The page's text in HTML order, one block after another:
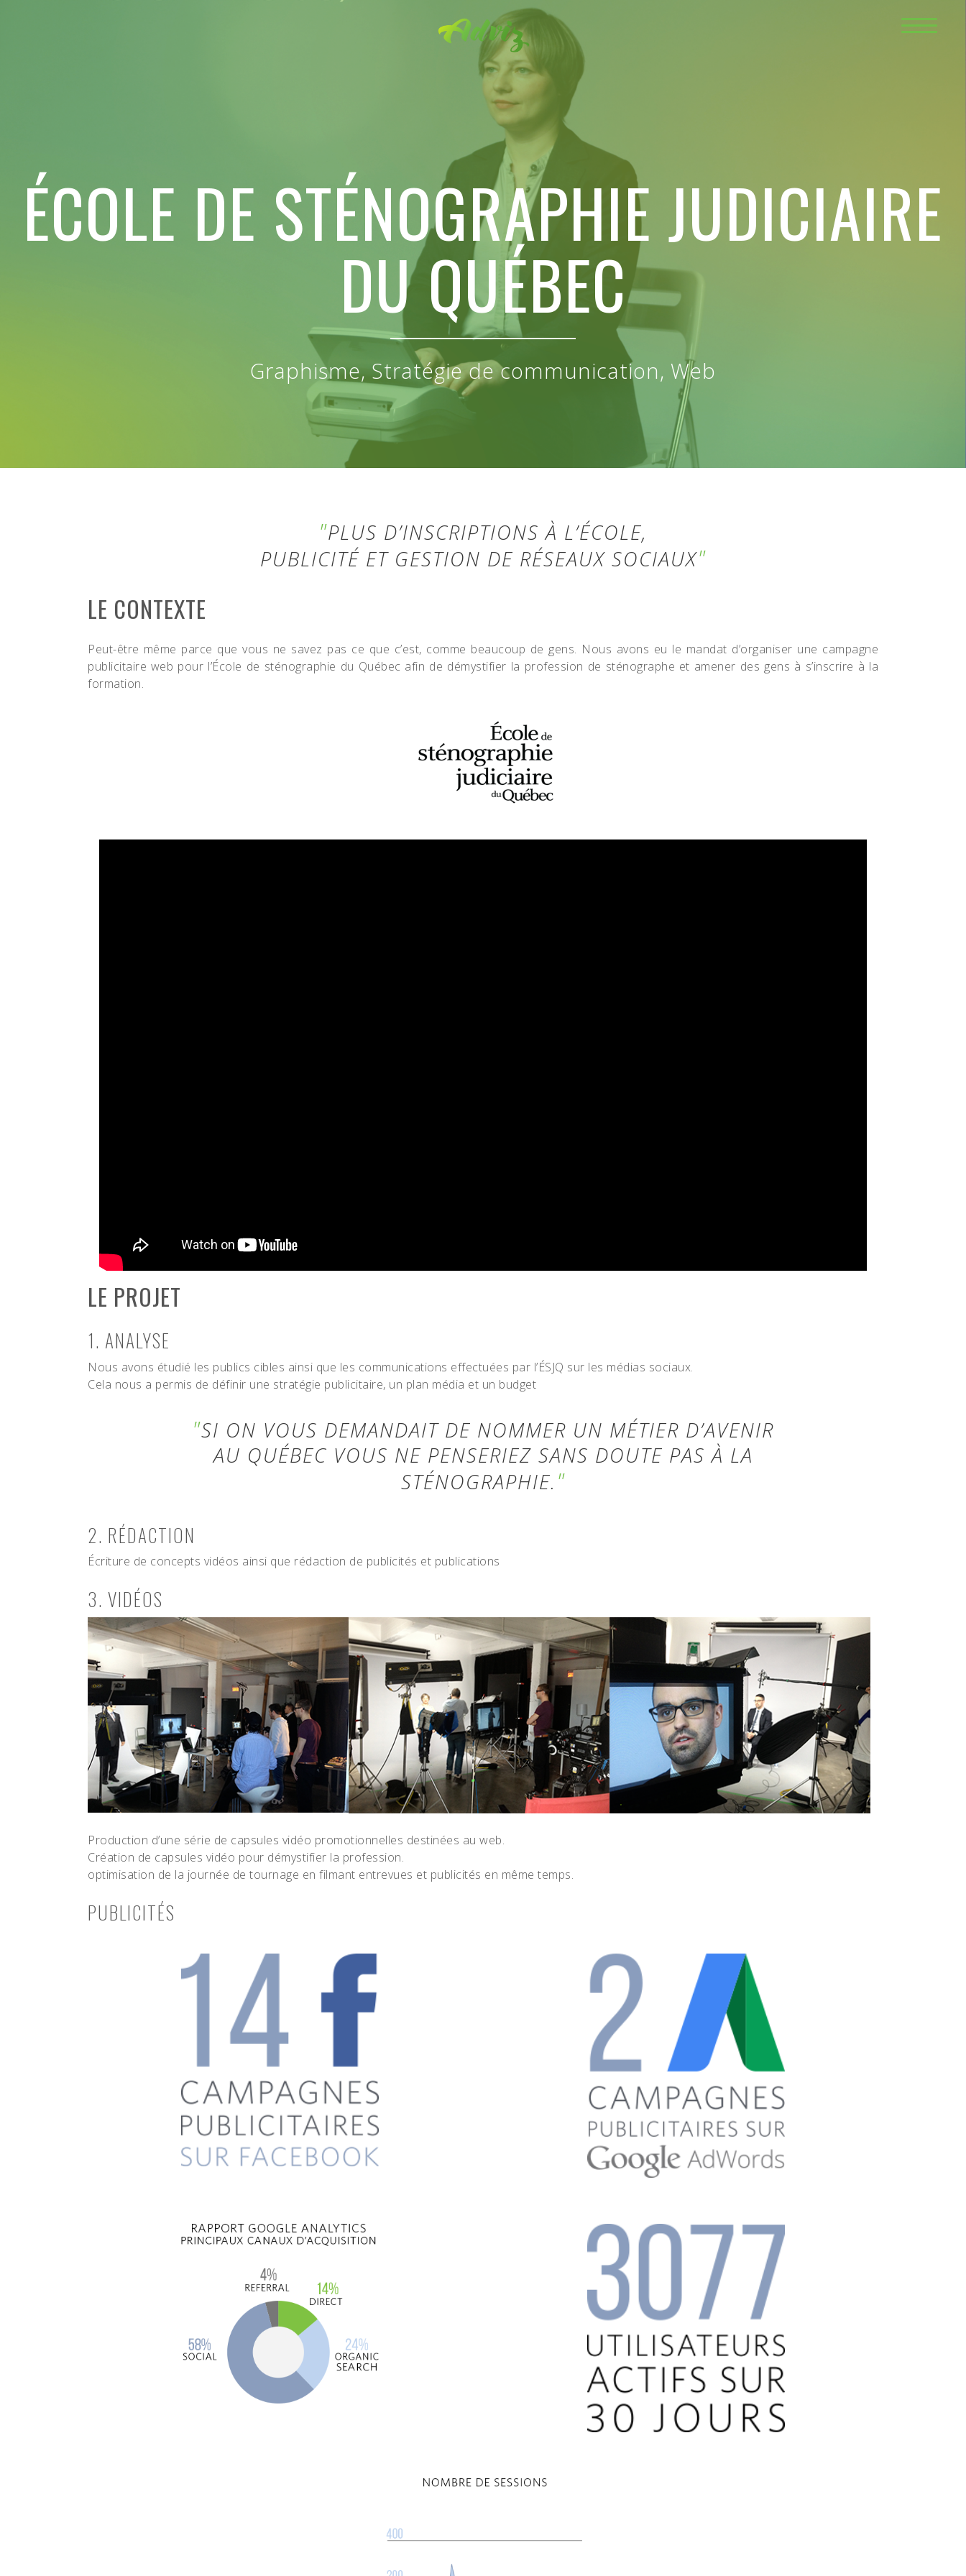
ÉCOLE DE STÉNOGRAPHIE JUDICIAIRE
DU QUÉBEC
Graphisme, Stratégie de communication, Web
PLUS D’INSCRIPTIONS À L’ÉCOLE,
PUBLICITÉ ET GESTION DE RÉSEAUX SOCIAUX
LE CONTEXTE
Peut-être même parce que vous ne savez pas ce que c’est, comme beaucoup de gens. Nous avons eu le mandat d’organiser une campagne
publicitaire web pour l’École de sténographie du Québec afin de démystifier la profession de sténographe et amener des gens à s’inscrire à la
formation.
LE PROJET
1. ANALYSE
Nous avons étudié les publics cibles ainsi que les communications effectuées par l’ÉSJQ sur les médias sociaux.
Cela nous a permis de définir une stratégie publicitaire, un plan média et un budget
SI ON VOUS DEMANDAIT DE NOMMER UN MÉTIER D’AVENIR
AU QUÉBEC VOUS NE PENSERIEZ SANS DOUTE PAS À LA
STÉNOGRAPHIE.
2. RÉDACTION
Écriture de concepts vidéos ainsi que rédaction de publicités et publications
3. VIDÉOS
Production d’une série de capsules vidéo promotionnelles destinées au web.
Création de capsules vidéo pour démystifier la profession.
optimisation de la journée de tournage en filmant entrevues et publicités en même temps.
PUBLICITÉS